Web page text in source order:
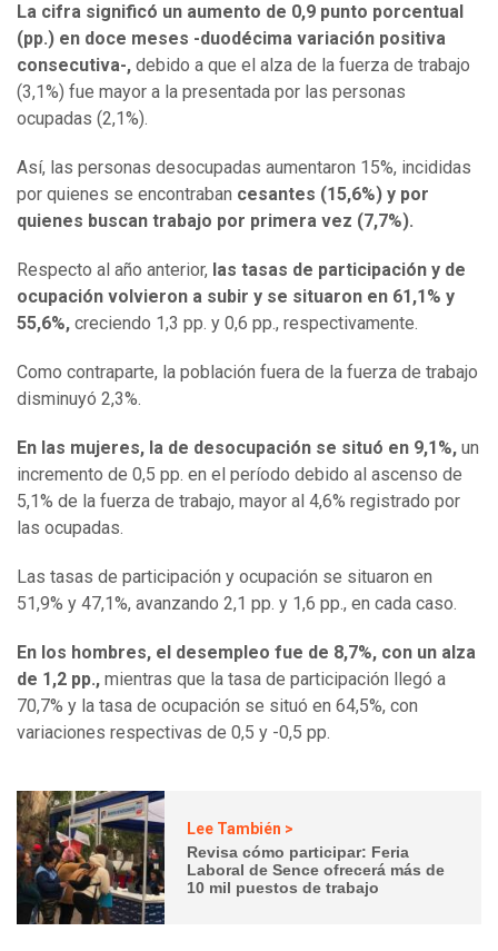
La cifra significó un aumento de 0,9 punto porcentual
(pp.) en doce meses -duodécima variación positiva
consecutiva-, debido a que el alza de la fuerza de trabajo
(3,1%) fue mayor a la presentada por las personas
ocupadas (2,1%).
Así, las personas desocupadas aumentaron 15%, incididas
por quienes se encontraban cesantes (15,6%) y por
quienes buscan trabajo por primera vez (7,7%).
Respecto al año anterior, las tasas de participación y de
ocupación volvieron a subir y se situaron en 61,1% y
55,6%, creciendo 1,3 pp. y 0,6 pp., respectivamente.
Como contraparte, la población fuera de la fuerza de trabajo
disminuyó 2,3%.
En las mujeres, la de desocupación se situó en 9,1%, un
incremento de 0,5 pp. en el período debido al ascenso de
5,1% de la fuerza de trabajo, mayor al 4,6% registrado por
las ocupadas.
Las tasas de participación y ocupación se situaron en
51,9% y 47,1%, avanzando 2,1 pp. y 1,6 pp., en cada caso.
En los hombres, el desempleo fue de 8,7%, con un alza
de 1,2 pp., mientras que la tasa de participación llegó a
70,7% y la tasa de ocupación se situó en 64,5%, con
variaciones respectivas de 0,5 y -0,5 pp.
Lee También >
Revisa cómo participar: Feria
Laboral de Sence ofrecerá más de
10 mil puestos de trabajo